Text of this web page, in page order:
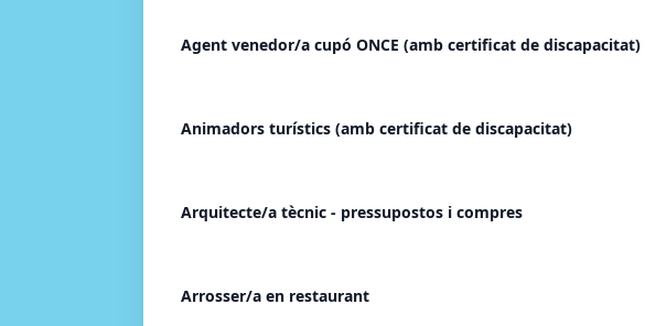
Agent venedor/a cupó ONCE (amb certificat de discapacitat)
Animadors turístics (amb certificat de discapacitat)
Arquitecte/a tècnic - pressupostos i compres
Arrosser/a en restaurant